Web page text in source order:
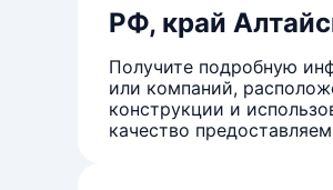
РФ, край
Получите подробную
или компаний,
конструкции и
качество